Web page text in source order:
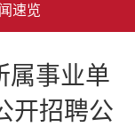
速览
属事业单
开招聘公